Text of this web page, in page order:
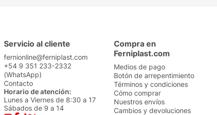
Servicio al cliente
fernionline@ferniplast.com
+54 9 351 233-2332
(WhatsApp)
Contacto
Horario de atención:
Lunes a Viernes de 8:30 a 17
Sábados de 9 a 14
Compra en
Ferniplast.com
Medios de pago
Botón de arrepentimiento
Términos y condiciones
Cómo comprar
Nuestros envíos
Cambios y devoluciones